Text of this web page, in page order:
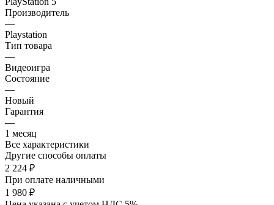
Производитель
—
Playstation
Тип товара
—
Видеоигра
Состояние
—
Новый
Гарантия
—
1 месяц
Все характеристики
Другие способы оплаты
2 224 ₽
При оплате наличными
1 980 ₽